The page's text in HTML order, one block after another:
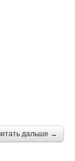
дальше →